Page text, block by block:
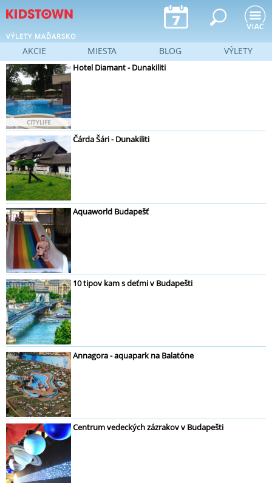
Jump to navigation
VÝLETY MAĎARSKO
CITYLIFE
Hotel Diamant - Dunakiliti
Čárda Šári - Dunakiliti
Aquaworld Budapešť
10 tipov kam s deťmi v Budapešti
Annagora - aquapark na Balatóne
Centrum vedeckých zázrakov v Budapešti
AKCIE MIESTA BLOG VÝLETY